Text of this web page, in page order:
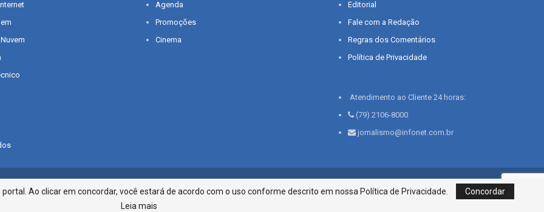
Agenda
Promoções
Cinema
Editorial
Fale com a Redação
Regras dos Comentários
Política de Privacidade
Atendimento ao Cliente 24 horas:
(79) 2106-8000
jornalismo@infonet.com.br
Infonet - Rua Monsenhor Silveira 276, Bairro São José | Aracaju-SE, CEP 49015-030, Fone: 79.2106.8000 - CI
Centro de Informações LTDA
Ao clicar em concordar, você estará de acordo com o uso conforme descrito em nossa Política de Privacidade.
Concordar
Leia mais